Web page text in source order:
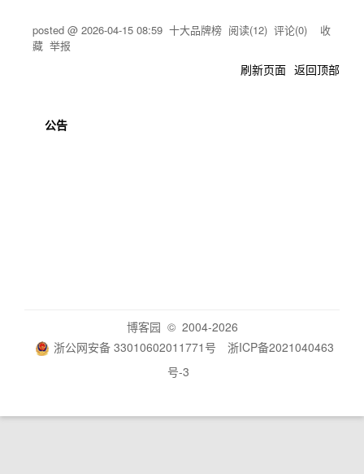
posted @ 2026-04-15 08:59 十大品牌榜 阅读(12) 评论(0) 收
藏 举报
刷新页面 返回顶部
公告
博客园 © 2004-2026
浙公网安备 33010602011771号
浙ICP备2021040463
号-3